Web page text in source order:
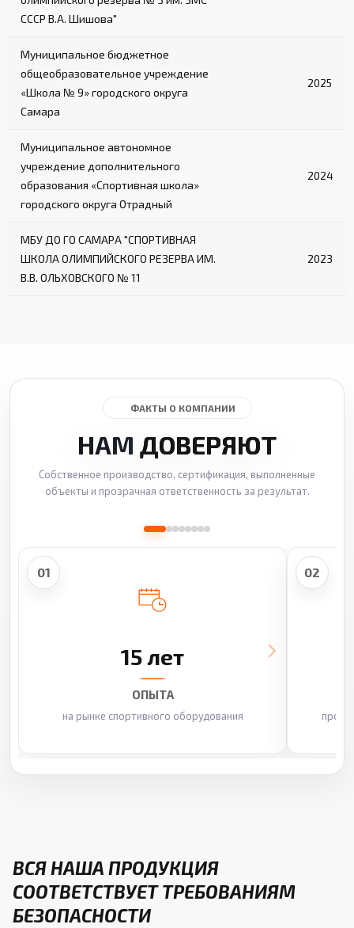
СССР В.А. Шишова"
Муниципальное бюджетное
общеобразовательное учреждение
«Школа № 9» городского округа
Самара
2025
Муниципальное автономное
учреждение дополнительного
образования «Спортивная школа»
городского округа Отрадный
2024
МБУ ДО ГО САМАРА "СПОРТИВНАЯ
ШКОЛА ОЛИМПИЙСКОГО РЕЗЕРВА ИМ.
В.В. ОЛЬХОВСКОГО № 11
2023
ФАКТЫ О КОМПАНИИ
НАМ ДОВЕРЯЮТ
Собственное производство, сертификация, выполненные
объекты и прозрачная ответственность за результат.
01
15 лет
ОПЫТА
на рынке спортивного оборудования
02
ВСЯ НАША ПРОДУКЦИЯ
СООТВЕТСТВУЕТ ТРЕБОВАНИЯМ
БЕЗОПАСНОСТИ